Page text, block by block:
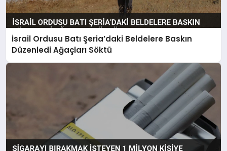
İsrail Ordusu Batı Şeria’daki Beldelere Baskın
Düzenledi Ağaçları Söktü